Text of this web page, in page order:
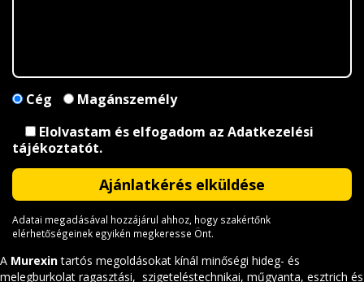
Cég
Magánszemély
Elolvastam és elfogadom az Adatkezelési
tájékoztatót.
Adatai megadásával hozzájárul ahhoz, hogy szakértőnk
elérhetőségeinek egyikén megkeresse Önt.
A Murexintartós megoldásokat kínál minőségi hideg- és
melegburkolat ragasztási, szigeteléstechnikai, műgyanta, esztrich és